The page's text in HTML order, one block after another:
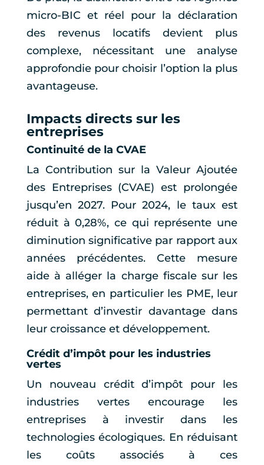
micro-BIC et réel pour la déclaration
des revenus locatifs devient plus
complexe, nécessitant une analyse
approfondie pour choisir l’option la plus
avantageuse.
Impacts directs sur les
entreprises
Continuité de la CVAE
La Contribution sur la Valeur Ajoutée
des Entreprises (CVAE) est prolongée
jusqu’en 2027. Pour 2024, le taux est
réduit à 0,28%, ce qui représente une
diminution significative par rapport aux
années précédentes. Cette mesure
aide à alléger la charge fiscale sur les
entreprises, en particulier les PME, leur
permettant d’investir davantage dans
leur croissance et développement.
Crédit d’impôt pour les industries
vertes
Un nouveau crédit d’impôt pour les
industries vertes encourage les
entreprises à investir dans les
technologies écologiques. En réduisant
les coûts associés à ces